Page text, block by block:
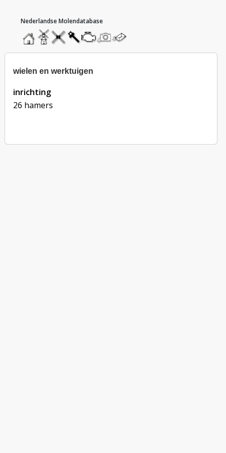
homemolendatabase
roedendatabase
assendatabase
motorendatabase
stuur
een
foto
stuur
een
bericht
wielen en werktuigen
inrichting
26 hamers